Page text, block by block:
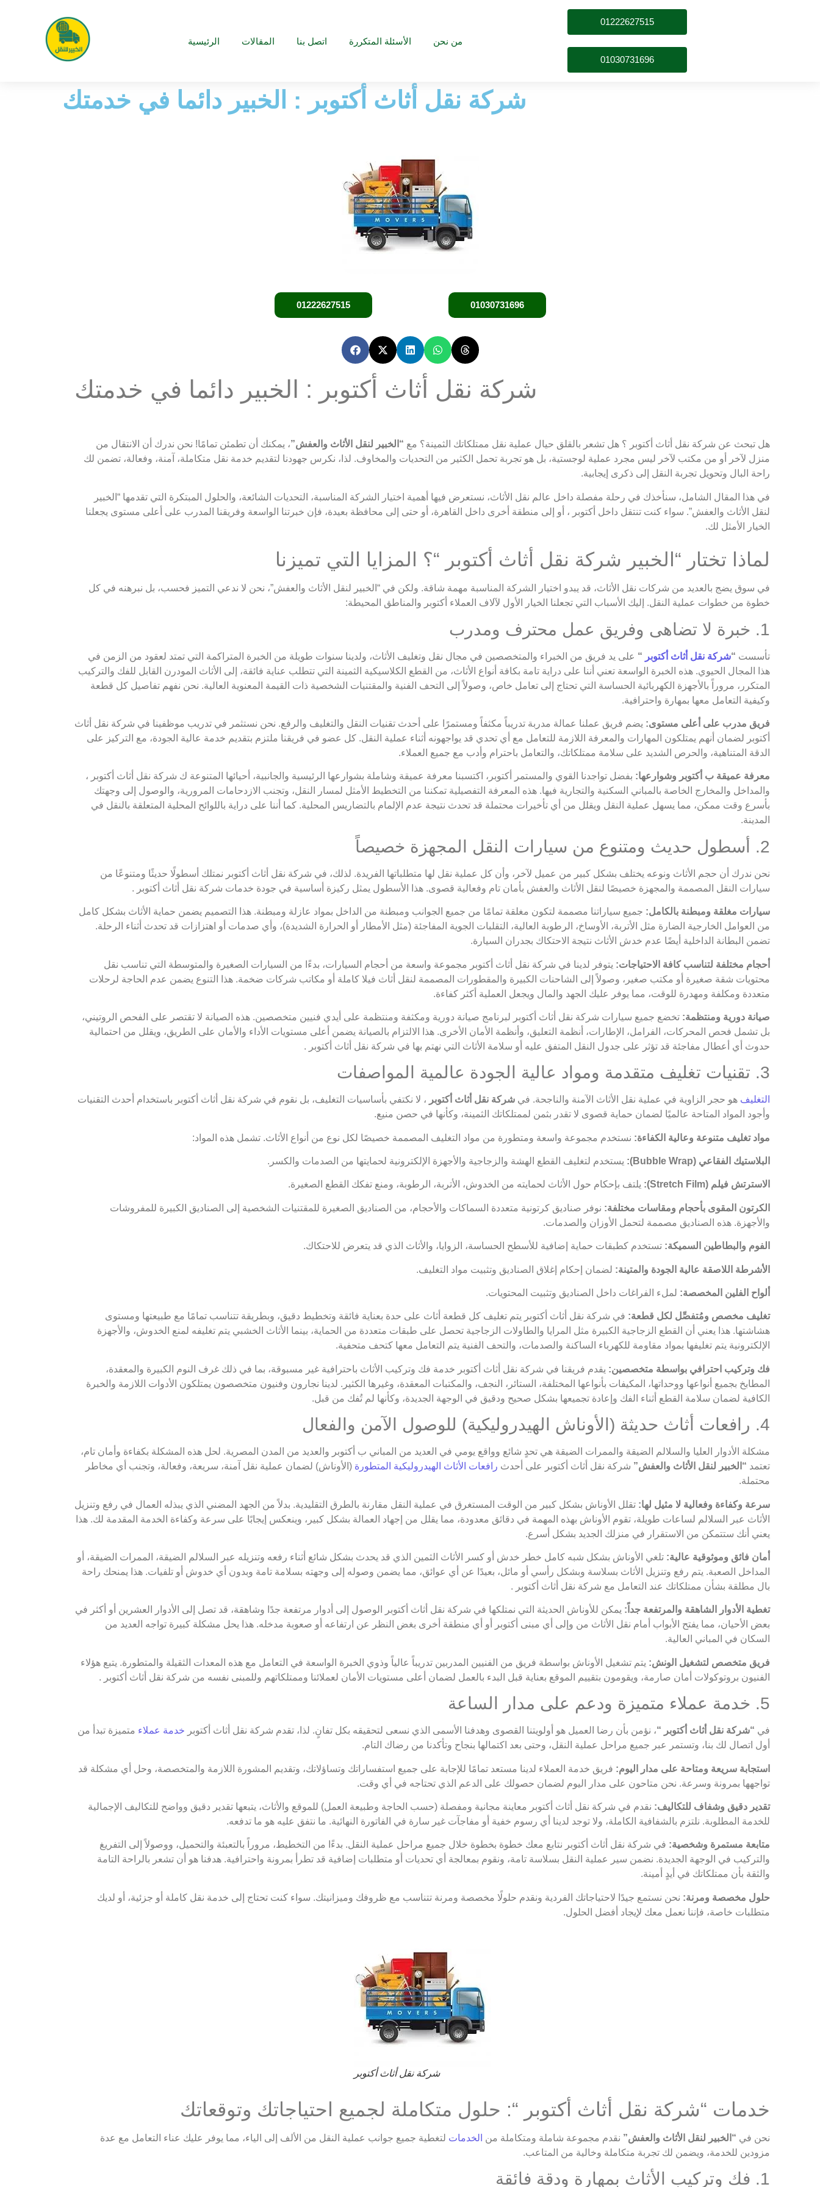
الرئيسية المقالات اتصل بنا الأسئلة المتكررة من نحن
01222627515
01030731696
شركة نقل أثاث أكتوبر : الخبير دائما في خدمتك
01222627515 01030731696
شركة نقل أثاث أكتوبر : الخبير دائما في خدمتك
هل تبحث عن شركة نقل أثاث أكتوبر ؟ هل تشعر بالقلق حيال عملية نقل ممتلكاتك الثمينة؟ مع “الخبير لنقل الأثاث والعفش”، يمكنك أن تطمئن تمامًا! نحن ندرك أن الانتقال من
منزل لآخر أو من مكتب لآخر ليس مجرد عملية لوجستية، بل هو تجربة تحمل الكثير من التحديات والمخاوف. لذا، نكرس جهودنا لتقديم خدمة نقل متكاملة، آمنة، وفعالة، تضمن لك
راحة البال وتحويل تجربة النقل إلى ذكرى إيجابية.
في هذا المقال الشامل، سنأخذك في رحلة مفصلة داخل عالم نقل الأثاث، نستعرض فيها أهمية اختيار الشركة المناسبة، التحديات الشائعة، والحلول المبتكرة التي تقدمها “الخبير
لنقل الأثاث والعفش”. سواء كنت تنتقل داخل أكتوبر ، أو إلى منطقة أخرى داخل القاهرة، أو حتى إلى محافظة بعيدة، فإن خبرتنا الواسعة وفريقنا المدرب على أعلى مستوى يجعلنا
الخيار الأمثل لك.
لماذا تختار “الخبير شركة نقل أثاث أكتوبر “؟ المزايا التي تميزنا
في سوق يضج بالعديد من شركات نقل الأثاث، قد يبدو اختيار الشركة المناسبة مهمة شاقة. ولكن في “الخبير لنقل الأثاث والعفش”، نحن لا ندعي التميز فحسب، بل نبرهنه في كل
خطوة من خطوات عملية النقل. إليك الأسباب التي تجعلنا الخيار الأول لآلاف العملاء أكتوبر والمناطق المحيطة:
1. خبرة لا تضاهى وفريق عمل محترف ومدرب
تأسست “شركة نقل أثاث أكتوبر “ على يد فريق من الخبراء والمتخصصين في مجال نقل وتغليف الأثاث، ولدينا سنوات طويلة من الخبرة المتراكمة التي تمتد لعقود من الزمن في
هذا المجال الحيوي. هذه الخبرة الواسعة تعني أننا على دراية تامة بكافة أنواع الأثاث، من القطع الكلاسيكية الثمينة التي تتطلب عناية فائقة، إلى الأثاث المودرن القابل للفك والتركيب
المتكرر، مروراً بالأجهزة الكهربائية الحساسة التي تحتاج إلى تعامل خاص، وصولاً إلى التحف الفنية والمقتنيات الشخصية ذات القيمة المعنوية العالية. نحن نفهم تفاصيل كل قطعة
وكيفية التعامل معها بمهارة واحترافية.
فريق مدرب على أعلى مستوى: يضم فريق عملنا عمالة مدربة تدريباً مكثفاً ومستمرًا على أحدث تقنيات النقل والتغليف والرفع. نحن نستثمر في تدريب موظفينا في شركة نقل أثاث
أكتوبر لضمان أنهم يمتلكون المهارات والمعرفة اللازمة للتعامل مع أي تحدي قد يواجهونه أثناء عملية النقل. كل عضو في فريقنا ملتزم بتقديم خدمة عالية الجودة، مع التركيز على
الدقة المتناهية، والحرص الشديد على سلامة ممتلكاتك، والتعامل باحترام وأدب مع جميع العملاء.
معرفة عميقة ب أكتوبر وشوارعها: بفضل تواجدنا القوي والمستمر أكتوبر، اكتسبنا معرفة عميقة وشاملة بشوارعها الرئيسية والجانبية، أحيائها المتنوعة ك شركة نقل أثاث أكتوبر ،
والمداخل والمخارج الخاصة بالمباني السكنية والتجارية فيها. هذه المعرفة التفصيلية تمكننا من التخطيط الأمثل لمسار النقل، وتجنب الازدحامات المرورية، والوصول إلى وجهتك
بأسرع وقت ممكن، مما يسهل عملية النقل ويقلل من أي تأخيرات محتملة قد تحدث نتيجة عدم الإلمام بالتضاريس المحلية. كما أننا على دراية باللوائح المحلية المتعلقة بالنقل في
المدينة.
2. أسطول حديث ومتنوع من سيارات النقل المجهزة خصيصاً
نحن ندرك أن حجم الأثاث ونوعه يختلف بشكل كبير من عميل لآخر، وأن كل عملية نقل لها متطلباتها الفريدة. لذلك، في شركة نقل أثاث أكتوبر نمتلك أسطولًا حديثًا ومتنوعًا من
سيارات النقل المصممة والمجهزة خصيصًا لنقل الأثاث والعفش بأمان تام وفعالية قصوى. هذا الأسطول يمثل ركيزة أساسية في جودة خدمات شركة نقل أثاث أكتوبر .
سيارات مغلقة ومبطنة بالكامل: جميع سياراتنا مصممة لتكون مغلقة تمامًا من جميع الجوانب ومبطنة من الداخل بمواد عازلة ومبطنة. هذا التصميم يضمن حماية الأثاث بشكل كامل
من العوامل الخارجية الضارة مثل الأتربة، الأوساخ، الرطوبة العالية، التقلبات الجوية المفاجئة (مثل الأمطار أو الحرارة الشديدة)، وأي صدمات أو اهتزازات قد تحدث أثناء الرحلة.
تضمن البطانة الداخلية أيضًا عدم خدش الأثاث نتيجة الاحتكاك بجدران السيارة.
أحجام مختلفة لتناسب كافة الاحتياجات: يتوفر لدينا في شركة نقل أثاث أكتوبر مجموعة واسعة من أحجام السيارات، بدءًا من السيارات الصغيرة والمتوسطة التي تناسب نقل
محتويات شقة صغيرة أو مكتب صغير، وصولاً إلى الشاحنات الكبيرة والمقطورات المصممة لنقل أثاث فيلا كاملة أو مكاتب شركات ضخمة. هذا التنوع يضمن عدم الحاجة لرحلات
متعددة ومكلفة ومهدرة للوقت، مما يوفر عليك الجهد والمال ويجعل العملية أكثر كفاءة.
صيانة دورية ومنتظمة: تخضع جميع سيارات شركة نقل أثاث أكتوبر لبرنامج صيانة دورية ومكثفة ومنتظمة على أيدي فنيين متخصصين. هذه الصيانة لا تقتصر على الفحص الروتيني،
بل تشمل فحص المحركات، الفرامل، الإطارات، أنظمة التعليق، وأنظمة الأمان الأخرى. هذا الالتزام بالصيانة يضمن أعلى مستويات الأداء والأمان على الطريق، ويقلل من احتمالية
حدوث أي أعطال مفاجئة قد تؤثر على جدول النقل المتفق عليه أو سلامة الأثاث التي نهتم بها في شركة نقل أثاث أكتوبر .
3. تقنيات تغليف متقدمة ومواد عالية الجودة عالمية المواصفات
التغليف هو حجر الزاوية في عملية نقل الأثاث الآمنة والناجحة. في شركة نقل أثاث أكتوبر ، لا نكتفي بأساسيات التغليف، بل نقوم في شركة نقل أثاث أكتوبر باستخدام أحدث التقنيات
وأجود المواد المتاحة عالميًا لضمان حماية قصوى لا تقدر بثمن لممتلكاتك الثمينة، وكأنها في حصن منيع.
مواد تغليف متنوعة وعالية الكفاءة: نستخدم مجموعة واسعة ومتطورة من مواد التغليف المصممة خصيصًا لكل نوع من أنواع الأثاث. تشمل هذه المواد:
البلاستيك الفقاعي (Bubble Wrap): يستخدم لتغليف القطع الهشة والزجاجية والأجهزة الإلكترونية لحمايتها من الصدمات والكسر.
الاسترتش فيلم (Stretch Film): يلتف بإحكام حول الأثاث لحمايته من الخدوش، الأتربة، الرطوبة، ومنع تفكك القطع الصغيرة.
الكرتون المقوى بأحجام ومقاسات مختلفة: نوفر صناديق كرتونية متعددة السماكات والأحجام، من الصناديق الصغيرة للمقتنيات الشخصية إلى الصناديق الكبيرة للمفروشات
والأجهزة. هذه الصناديق مصممة لتحمل الأوزان والصدمات.
الفوم والبطاطين السميكة: تستخدم كطبقات حماية إضافية للأسطح الحساسة، الزوايا، والأثاث الذي قد يتعرض للاحتكاك.
الأشرطة اللاصقة عالية الجودة والمتينة: لضمان إحكام إغلاق الصناديق وتثبيت مواد التغليف.
ألواح الفلين المخصصة: لملء الفراغات داخل الصناديق وتثبيت المحتويات.
تغليف مخصص ومُتفصِّل لكل قطعة: في شركة نقل أثاث أكتوبر يتم تغليف كل قطعة أثاث على حدة بعناية فائقة وتخطيط دقيق، وبطريقة تتناسب تمامًا مع طبيعتها ومستوى
هشاشتها. هذا يعني أن القطع الزجاجية الكبيرة مثل المرايا والطاولات الزجاجية تحصل على طبقات متعددة من الحماية، بينما الأثاث الخشبي يتم تغليفه لمنع الخدوش، والأجهزة
الإلكترونية يتم تغليفها بمواد مقاومة للكهرباء الساكنة والصدمات، والتحف الفنية يتم التعامل معها كتحف متحفية.
فك وتركيب احترافي بواسطة متخصصين: يقدم فريقنا في شركة نقل أثاث أكتوبر خدمة فك وتركيب الأثاث باحترافية غير مسبوقة، بما في ذلك غرف النوم الكبيرة والمعقدة،
المطابخ بجميع أنواعها ووحداتها، المكيفات بأنواعها المختلفة، الستائر، النجف، والمكتبات المعقدة، وغيرها الكثير. لدينا نجارون وفنيون متخصصون يمتلكون الأدوات اللازمة والخبرة
الكافية لضمان سلامة القطع أثناء الفك وإعادة تجميعها بشكل صحيح ودقيق في الوجهة الجديدة، وكأنها لم تُفك من قبل.
4. رافعات أثاث حديثة (الأوناش الهيدروليكية) للوصول الآمن والفعال
مشكلة الأدوار العليا والسلالم الضيقة والممرات الضيقة هي تحدٍ شائع وواقع يومي في العديد من المباني ب أكتوبر والعديد من المدن المصرية. لحل هذه المشكلة بكفاءة وأمان تام،
تعتمد “الخبير لنقل الأثاث والعفش” شركة نقل أثاث أكتوبر على أحدث رافعات الأثاث الهيدروليكية المتطورة (الأوناش) لضمان عملية نقل آمنة، سريعة، وفعالة، وتجنب أي مخاطر
محتملة.
سرعة وكفاءة وفعالية لا مثيل لها: تقلل الأوناش بشكل كبير من الوقت المستغرق في عملية النقل مقارنة بالطرق التقليدية. بدلاً من الجهد المضني الذي يبذله العمال في رفع وتنزيل
الأثاث عبر السلالم لساعات طويلة، تقوم الأوناش بهذه المهمة في دقائق معدودة، مما يقلل من إجهاد العمالة بشكل كبير، وينعكس إيجابًا على سرعة وكفاءة الخدمة المقدمة لك. هذا
يعني أنك ستتمكن من الاستقرار في منزلك الجديد بشكل أسرع.
أمان فائق وموثوقية عالية: تلغي الأوناش بشكل شبه كامل خطر خدش أو كسر الأثاث الثمين الذي قد يحدث بشكل شائع أثناء رفعه وتنزيله عبر السلالم الضيقة، الممرات الضيقة، أو
المداخل الصعبة. يتم رفع وتنزيل الأثاث بسلاسة وبشكل رأسي أو مائل، بعيدًا عن أي عوائق، مما يضمن وصوله إلى وجهته بسلامة تامة وبدون أي خدوش أو تلفيات. هذا يمنحك راحة
بال مطلقة بشأن ممتلكاتك عند التعامل مع شركة نقل أثاث أكتوبر .
تغطية الأدوار الشاهقة والمرتفعة جداً: يمكن للأوناش الحديثة التي نمتلكها في شركة نقل أثاث أكتوبر الوصول إلى أدوار مرتفعة جدًا وشاهقة، قد تصل إلى الأدوار العشرين أو أكثر في
بعض الأحيان، مما يفتح الأبواب أمام نقل الأثاث من وإلى أي مبنى أكتوبر أو أي منطقة أخرى بغض النظر عن ارتفاعه أو صعوبة مدخله. هذا يحل مشكلة كبيرة تواجه العديد من
السكان في المباني العالية.
فريق متخصص لتشغيل الونش: يتم تشغيل الأوناش بواسطة فريق من الفنيين المدربين تدريباً عالياً وذوي الخبرة الواسعة في التعامل مع هذه المعدات الثقيلة والمتطورة. يتبع هؤلاء
الفنيون بروتوكولات أمان صارمة، ويقومون بتقييم الموقع بعناية قبل البدء بالعمل لضمان أعلى مستويات الأمان لعملائنا وممتلكاتهم وللمبنى نفسه من شركة نقل أثاث أكتوبر .
5. خدمة عملاء متميزة ودعم على مدار الساعة
في “شركة نقل أثاث أكتوبر “، نؤمن بأن رضا العميل هو أولويتنا القصوى وهدفنا الأسمى الذي نسعى لتحقيقه بكل تفانٍ. لذا، تقدم شركة نقل أثاث أكتوبر خدمة عملاء متميزة تبدأ من
أول اتصال لك بنا، وتستمر عبر جميع مراحل عملية النقل، وحتى بعد اكتمالها بنجاح وتأكدنا من رضاك التام.
استجابة سريعة ومتاحة على مدار اليوم: فريق خدمة العملاء لدينا مستعد تمامًا للإجابة على جميع استفساراتك وتساؤلاتك، وتقديم المشورة اللازمة والمتخصصة، وحل أي مشكلة قد
تواجهها بمرونة وسرعة. نحن متاحون على مدار اليوم لضمان حصولك على الدعم الذي تحتاجه في أي وقت.
تقدير دقيق وشفاف للتكاليف: نقدم في شركة نقل أثاث أكتوبر معاينة مجانية ومفصلة (حسب الحاجة وطبيعة العمل) للموقع والأثاث، يتبعها تقدير دقيق وواضح للتكاليف الإجمالية
للخدمة المطلوبة. نلتزم بالشفافية الكاملة، ولا توجد لدينا أي رسوم خفية أو مفاجآت غير سارة في الفاتورة النهائية. ما نتفق عليه هو ما تدفعه.
متابعة مستمرة وشخصية: في شركة نقل أثاث أكتوبر نتابع معك خطوة بخطوة خلال جميع مراحل عملية النقل. بدءًا من التخطيط، مروراً بالتعبئة والتحميل، ووصولاً إلى التفريغ
والتركيب في الوجهة الجديدة. نضمن سير عملية النقل بسلاسة تامة، ونقوم بمعالجة أي تحديات أو متطلبات إضافية قد تطرأ بمرونة واحترافية. هدفنا هو أن تشعر بالراحة التامة
والثقة بأن ممتلكاتك في أيدٍ أمينة.
حلول مخصصة ومرنة: نحن نستمع جيدًا لاحتياجاتك الفردية ونقدم حلولًا مخصصة ومرنة تتناسب مع ظروفك وميزانيتك. سواء كنت تحتاج إلى خدمة نقل كاملة أو جزئية، أو لديك
متطلبات خاصة، فإننا نعمل معك لإيجاد أفضل الحلول.
شركة نقل أثاث أكتوبر
خدمات “شركة نقل أثاث أكتوبر “: حلول متكاملة لجميع احتياجاتك وتوقعاتك
نحن في “الخبير لنقل الأثاث والعفش” نقدم مجموعة شاملة ومتكاملة من الخدمات لتغطية جميع جوانب عملية النقل من الألف إلى الياء، مما يوفر عليك عناء التعامل مع عدة
مزودين للخدمة، ويضمن لك تجربة متكاملة وخالية من المتاعب.
1. فك وتركيب الأثاث بمهارة ودقة فائقة